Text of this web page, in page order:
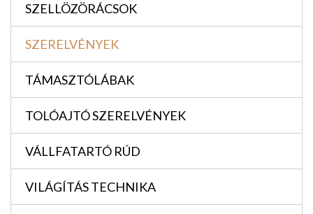
SZELLÖZÖRÁCSOK
SZERELVÉNYEK
TÁMASZTÓLÁBAK
TOLÓAJTÓ SZERELVÉNYEK
VÁLLFATARTÓ RÚD
VILÁGÍTÁS TECHNIKA